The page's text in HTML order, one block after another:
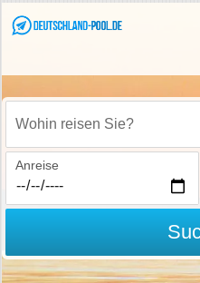
Wohin reisen Sie?
Anreise